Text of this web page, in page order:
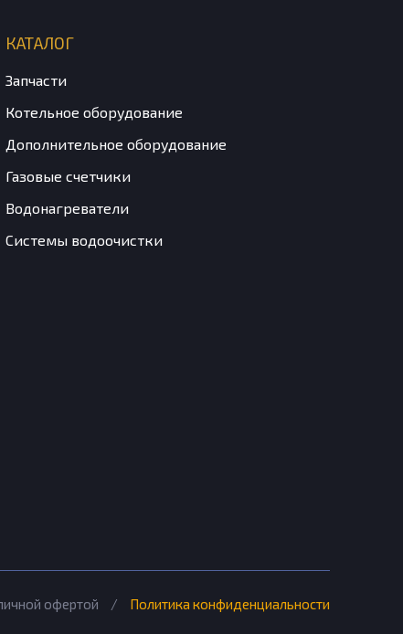
КАТАЛОГ
Запчасти
Котельное оборудование
Дополнительное оборудование
Газовые счетчики
Водонагреватели
Системы водоочистки
офертой / Политика конфиденциальности